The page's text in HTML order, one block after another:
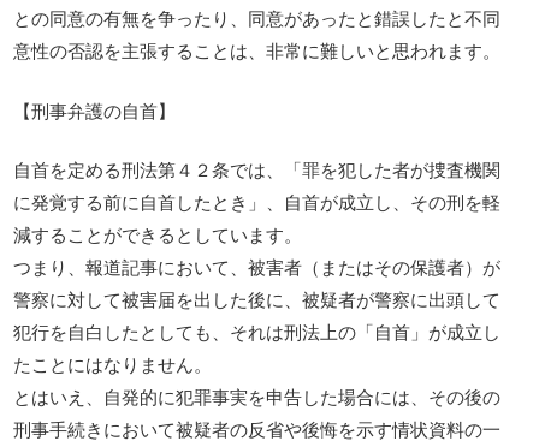
との同意の有無を争ったり、同意があったと錯誤したと不同
意性の否認を主張することは、非常に難しいと思われます。
【刑事弁護の自首】
自首を定める刑法第４２条では、「罪を犯した者が捜査機関
に発覚する前に自首したとき」、自首が成立し、その刑を軽
減することができるとしています。
つまり、報道記事において、被害者（またはその保護者）が
警察に対して被害届を出した後に、被疑者が警察に出頭して
犯行を自白したとしても、それは刑法上の「自首」が成立し
たことにはなりません。
とはいえ、自発的に犯罪事実を申告した場合には、その後の
刑事手続きにおいて被疑者の反省や後悔を示す情状資料の一